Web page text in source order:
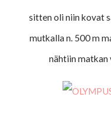
sitten oli niin kovat
mutkalla n. 500 m
nähtiin matkan